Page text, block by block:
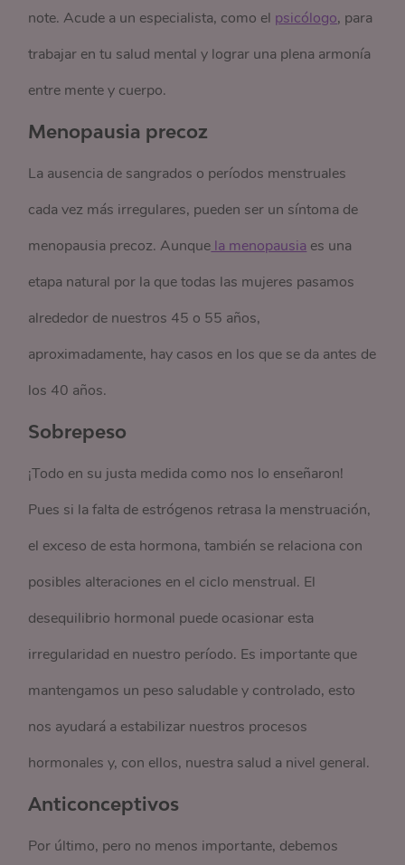
note. Acude a un especialista, como el psicólogo, para
trabajar en tu salud mental y lograr una plena armonía
entre mente y cuerpo.
Menopausia precoz
La ausencia de sangrados o períodos menstruales
cada vez más irregulares, pueden ser un síntoma de
menopausia precoz. Aunque la menopausia es una
etapa natural por la que todas las mujeres pasamos
alrededor de nuestros 45 o 55 años,
aproximadamente, hay casos en los que se da antes de
los 40 años.
Sobrepeso
¡Todo en su justa medida como nos lo enseñaron!
Pues si la falta de estrógenos retrasa la menstruación,
el exceso de esta hormona, también se relaciona con
posibles alteraciones en el ciclo menstrual. El
desequilibrio hormonal puede ocasionar esta
irregularidad en nuestro período. Es importante que
mantengamos un peso saludable y controlado, esto
nos ayudará a estabilizar nuestros procesos
hormonales y, con ellos, nuestra salud a nivel general.
Anticonceptivos
Por último, pero no menos importante, debemos